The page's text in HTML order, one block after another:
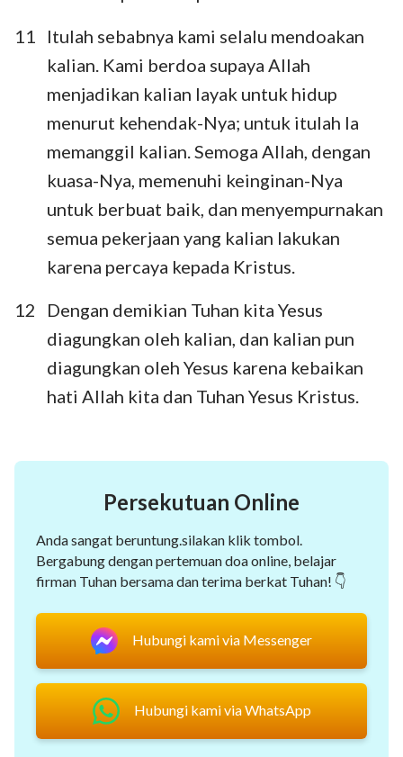
2
11
Itulah sebabnya kami selalu mendoakan
kalian. Kami berdoa supaya Allah
menjadikan kalian layak untuk hidup
menurut kehendak-Nya; untuk itulah Ia
memanggil kalian. Semoga Allah, dengan
kuasa-Nya, memenuhi keinginan-Nya
untuk berbuat baik, dan menyempurnakan
semua pekerjaan yang kalian lakukan
karena percaya kepada Kristus.
12
Dengan demikian Tuhan kita Yesus
diagungkan oleh kalian, dan kalian pun
diagungkan oleh Yesus karena kebaikan
hati Allah kita dan Tuhan Yesus Kristus.
Persekutuan Online
Anda sangat beruntung.silakan klik tombol.
Bergabung dengan pertemuan doa online, belajar
firman Tuhan bersama dan terima berkat Tuhan! 👇
Hubungi kami via Messenger
Hubungi kami via WhatsApp